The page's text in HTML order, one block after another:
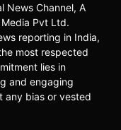
News Channel, A
Pvt Ltd.
reporting in India,
most respected
lies in
and engaging
any bias or vested